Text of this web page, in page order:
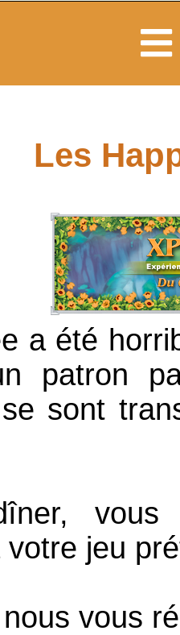
Les
a été
patron
sont
vous
jeu
vous